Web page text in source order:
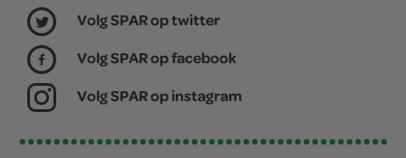
Volg SPAR op twitter
Volg SPAR op facebook
Volg SPAR op instagram